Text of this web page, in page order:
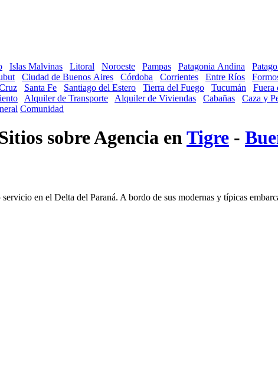
Islas Malvinas Litoral Noroeste Pampas Patagonia Andina
Ciudad de Buenos Aires Córdoba Corrientes Entre Ríos
Santa Fe Santiago del Estero Tierra del Fuego Tucumán Fuera
Alquiler de Transporte Alquiler de Viviendas Cabañas Caza y
Comunidad
sobre Agencia enTigre -
en el Delta del Paraná. A bordo de sus modernas y típicas